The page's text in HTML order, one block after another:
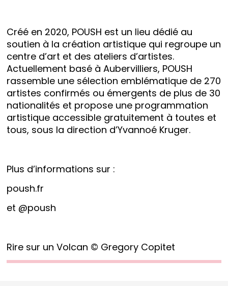
Créé en 2020, POUSH est un lieu dédié au
soutien à la création artistique qui regroupe un
centre d’art et des ateliers d’artistes.
Actuellement basé à Aubervilliers, POUSH
rassemble une sélection emblématique de 270
artistes confirmés ou émergents de plus de 30
nationalités et propose une programmation
artistique accessible gratuitement à toutes et
tous, sous la direction d’Yvannoé Kruger.
Plus d’informations sur :
poush.fr
et @poush
Rire sur un Volcan © Gregory Copitet